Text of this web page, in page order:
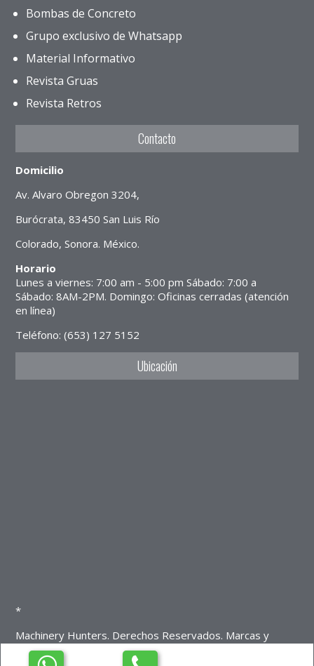
Bombas de Concreto
Grupo exclusivo de Whatsapp
Material Informativo
Revista Gruas
Revista Retros
Contacto
Domicilio
Av. Alvaro Obregon 3204,
Burócrata, 83450 San Luis Río
Colorado, Sonora. México.
Horario
Lunes a viernes: 7:00 am - 5:00 pm Sábado: 7:00 a
Sábado: 8AM-2PM. Domingo: Oficinas cerradas (atención
en línea)
Teléfono: (653) 127 5152
Ubicación
*
Machinery Hunters. Derechos Reservados. Marcas y
distintivos pertenecen a sus respectivas marcas